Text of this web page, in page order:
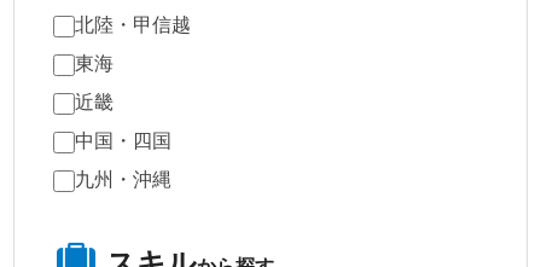
北陸・甲信越
東海
近畿
中国・四国
九州・沖縄